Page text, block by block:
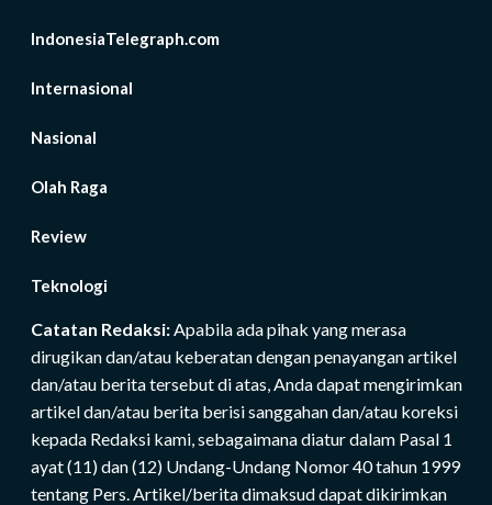
IndonesiaTelegraph.com
Internasional
Nasional
Olah Raga
Review
Teknologi
Catatan Redaksi:Apabila ada pihak yang merasa
dirugikan dan/atau keberatan dengan penayangan artikel
dan/atau berita tersebut di atas, Anda dapat mengirimkan
artikel dan/atau berita berisi sanggahan dan/atau koreksi
kepada Redaksi kami, sebagaimana diatur dalam Pasal 1
ayat (11) dan (12) Undang-Undang Nomor 40 tahun 1999
tentang Pers. Artikel/berita dimaksud dapat dikirimkan